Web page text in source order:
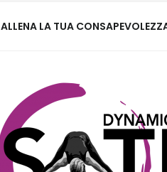
ALLENA LA TUA